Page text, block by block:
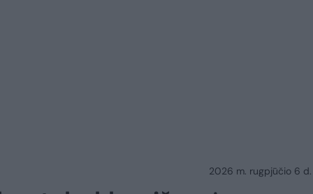
2026 m. rugpjūčio 6 d.